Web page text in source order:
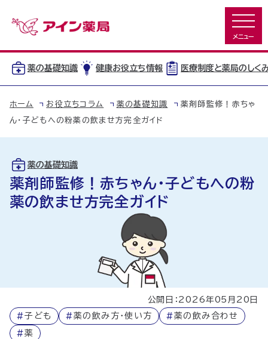
薬の基礎知識 健康お役立ち情報 医療制度と薬局のしく
ホーム お役立ちコラム 薬の基礎知識 薬剤師監修！赤ちゃ
ん・子どもへの粉薬の飲ませ方完全ガイド
薬剤師監修！赤ちゃん・子どもへの粉
薬の飲ませ方完全ガイド
薬の基礎知識
公開日：2026年05月20日
#子ども #薬の飲み方・使い方 #薬の飲み合わせ
#薬